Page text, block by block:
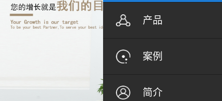
产品
案例
简介